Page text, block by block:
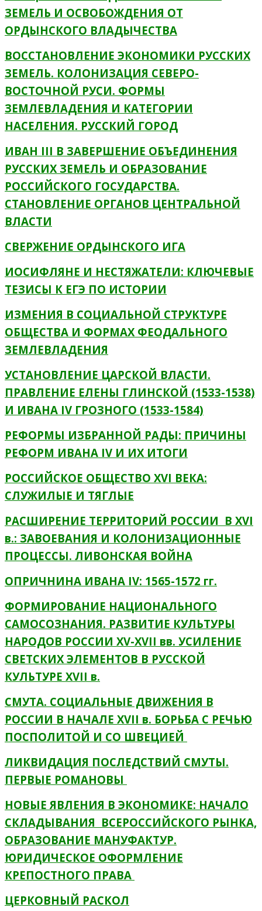
ЗЕМЕЛЬ И ОСВОБОЖДЕНИЯ ОТ
ОРДЫНСКОГО ВЛАДЫЧЕСТВА
ВОССТАНОВЛЕНИЕ ЭКОНОМИКИ РУССКИХ
ЗЕМЕЛЬ. КОЛОНИЗАЦИЯ СЕВЕРО-
ВОСТОЧНОЙ РУСИ. ФОРМЫ
ЗЕМЛЕВЛАДЕНИЯ И КАТЕГОРИИ
НАСЕЛЕНИЯ. РУССКИЙ ГОРОД
ИВАН III B ЗАВЕРШЕНИЕ ОБЪЕДИНЕНИЯ
РУССКИХ ЗЕМЕЛЬ И ОБРАЗОВАНИЕ
РОССИЙСКОГО ГОСУДАРСТВА.
СТАНОВЛЕНИЕ ОРГАНОВ ЦЕНТРАЛЬНОЙ
ВЛАСТИ
СВЕРЖЕНИЕ ОРДЫНСКОГО ИГА
ИОСИФЛЯНЕ И НЕСТЯЖАТЕЛИ: КЛЮЧЕВЫЕ
ТЕЗИСЫ К ЕГЭ ПО ИСТОРИИ
ИЗМЕНИЯ В СОЦИАЛЬНОЙ СТРУКТУРЕ
ОБЩЕСТВА И ФОРМАХ ФЕОДАЛЬНОГО
ЗЕМЛЕВЛАДЕНИЯ
УСТАНОВЛЕНИЕ ЦАРСКОЙ ВЛАСТИ.
ПРАВЛЕНИЕ ЕЛЕНЫ ГЛИНСКОЙ (1533-1538)
И ИВАНА IV ГРОЗНОГО (1533-1584)
РЕФОРМЫ ИЗБРАННОЙ РАДЫ: ПРИЧИНЫ
РЕФОРМ ИВАНА IV И ИХ ИТОГИ
РОССИЙСКОЕ ОБЩЕСТВО XVI ВЕКА:
СЛУЖИЛЫЕ И ТЯГЛЫЕ
РАСШИРЕНИЕ ТЕРРИТОРИЙ РОССИИ В XVI
в.: ЗАВОЕВАНИЯ И КОЛОНИЗАЦИОННЫЕ
ПРОЦЕССЫ. ЛИВОНСКАЯ ВОЙНА
ОПРИЧНИНА ИВАНА IV: 1565-1572 гг.
ФОРМИРОВАНИЕ НАЦИОНАЛЬНОГО
САМОСОЗНАНИЯ. РАЗВИТИЕ КУЛЬТУРЫ
НАРОДОВ РОССИИ XV-XVII вв. УСИЛЕНИЕ
СВЕТСКИХ ЭЛЕМЕНТОВ В РУССКОЙ
КУЛЬТУРЕ XVII в.
СМУТА. СОЦИАЛЬНЫЕ ДВИЖЕНИЯ В
РОССИИ В НАЧАЛЕ XVII в. БОРЬБА С РЕЧЬЮ
ПОСПОЛИТОЙ И СО ШВЕЦИЕЙ
ЛИКВИДАЦИЯ ПОСЛЕДСТВИЙ СМУТЫ.
ПЕРВЫЕ РОМАНОВЫ
НОВЫЕ ЯВЛЕНИЯ В ЭКОНОМИКЕ: НАЧАЛО
СКЛАДЫВАНИЯ ВСЕРОССИЙСКОГО РЫНКА,
ОБРАЗОВАНИЕ МАНУФАКТУР.
ЮРИДИЧЕСКОЕ ОФОРМЛЕНИЕ
КРЕПОСТНОГО ПРАВА
ЦЕРКОВНЫЙ РАСКОЛ